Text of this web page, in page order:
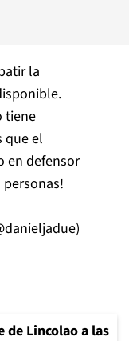
la
tiene
que el
en defensor
de Lincolao a las